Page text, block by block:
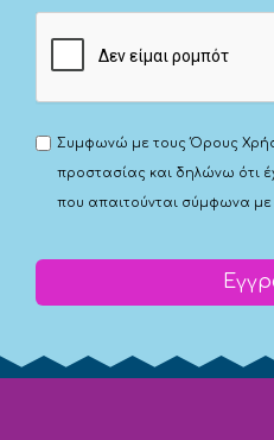
Συμφωνώ με τουςΌρους
προστασίας και δηλώνω ότι
που απαιτούνται σύμφωνα με